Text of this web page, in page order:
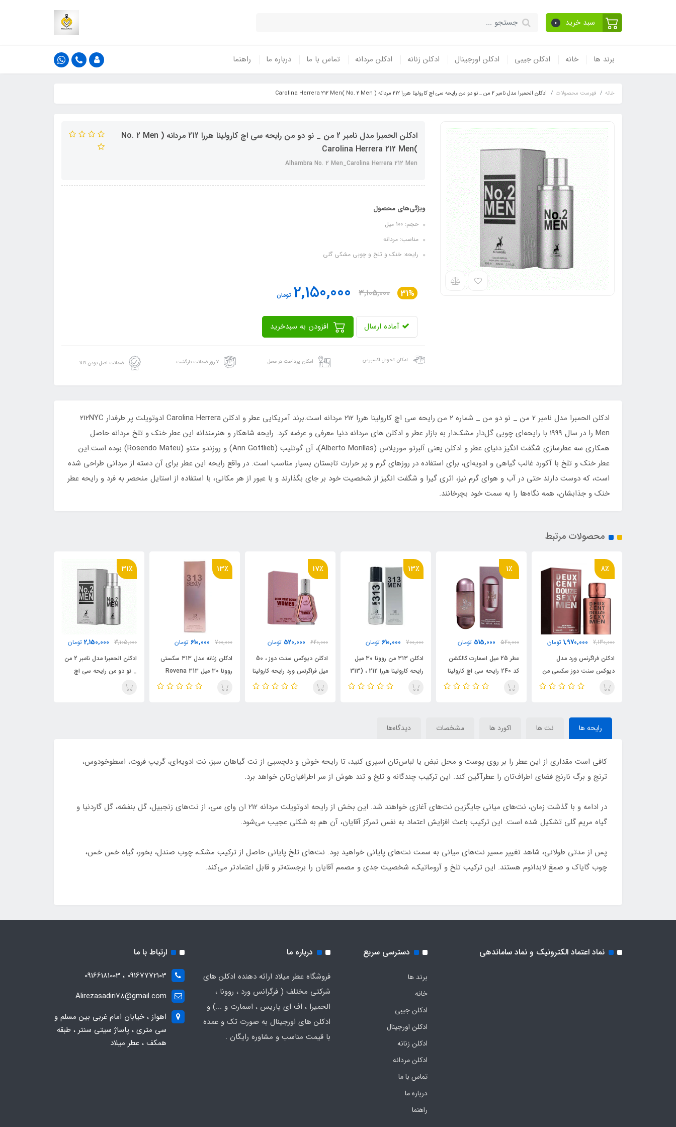
سبد خرید 0
برند ها خانه ادکلن جیبی ادکلن اورجینال ادکلن زنانه ادکلن مردانه تماس با ما درباره ما راهنما
خانه فهرست محصولات ادکلن الحمبرا مدل نامبر 2 من _ نو دو من رایحه سی اچ کارولینا هررا 212 مردانه ( No. 2 Men )Carolina Herrera 212 Men
ادکلن الحمبرا مدل نامبر 2 من _ نو دو من رایحه سی اچ کارولینا هررا 212 مردانه ( No. 2 Men
)Carolina Herrera 212 Men
Alhambra No. 2 Men_Carolina Herrera 212 Men
ویژگی‌های محصول
حجم: 100 میل
مناسب: مردانه
رایحه: خنک و تلخ و چوبی مشکی گلی
31%
3,105,000
2,150,000 تومان
آماده ارسال
امکان تحویل اکسپرس امکان پرداخت در محل ۷ روز ضمانت بازگشت ضمانت اصل بودن کالا
ادکلن الحمبرا مدل نامبر 2 من _ نو دو من _ شماره 2 من رایحه سی اچ کارولینا هررا 212 مردانه است.برند آمریکایی عطر و ادکلن Carolina Herrera ادوتویلت پر طرفدار 212NYC
Men را در سال 1999 با رایحه‌ای چوبی گل‌دار مشک‌دار به بازار عطر و ادکلن‌ های مردانه دنیا معرفی و عرضه کرد. رایحه شاهکار و هنرمندانه این عطر خنک و تلخ مردانه حاصل
همکاری سه عطرسازی شگفت انگیز دنیای عطر و ادکلن یعنی آلبرتو موریلاس (Alberto Morillas)، آن گوتلیب (Ann Gottlieb) و روزندو متئو (Rosendo Mateu) بوده است.این
عطر خنک و تلخ با آکورد غالب گیاهی و ادویه‌ای، برای استفاده در روزهای گرم و پر حرارت تابستان بسیار مناسب است. در واقع رایحه این عطر برای آن دسته از مردانی طراحی شده
است، که دوست دارند حتی در آب و هوای گرم نیز، اثری گیرا و شگفت انگیز از شخصیت خود بر جای بگذارند و با عبور از هر مکانی، با استفاده از استایل منحصر به فرد و رایحه عطر
خنک و جذابشان، همه نگاه‌ها را به سمت خود بچرخانند.
محصولات مرتبط
1٪
520,000
515,000 تومان
عطر 25 میل اسمارت کالکشن
کد 240 رایحه سی اچ کارولینا
هررا 212 سک.سی ( Smart
13٪
700,000
610,000 تومان
ادکلن ۳۱۳ من روونا 30 میل
رایحه کارولینا هررا 212 ، (313
men)212 Men
17٪
620,000
520,000 تومان
ادکلن دیوکس سنت دوز ، 50
میل فراگرنس ورد رایحه کارولینا
هررا 212 سکسی Deux Cent
13٪
700,000
610,000 تومان
ادکلن زنانه مدل ۳۱۳ سکستی
روونا 30 میل Rovena 313
sexty Woman رایحه سی اچ
31٪
3,105,000
2,150,000 تومان
ادکلن الحمبرا مدل نامبر 2 من
_ نو دو من رایحه سی اچ
کارولینا هررا 212 مردانه ( No.
8٪
2,130,000
1,970,000 تومان
ادکلن فراگرنس ورد مدل
دیوکس سنت دوز سکسی ومن
رایحه ها نت ها اکورد ها مشخصات دیدگاه‌ها
کافی است مقداری از این عطر را بر روی پوست و محل نبض یا لباس‌تان اسپری کنید، تا رایحه خوش و دلچسبی از نت گیاهان سبز، نت ادویه‌ای، گریپ فروت، اسطوخودوس،
ترنج و برگ نارنج فضای اطراف‌تان را عطرآگین کند. این ترکیب چندگانه و تلخ و تند هوش از سر اطرافیان‌تان خواهد برد.
در ادامه و با گذشت زمان، نت‌های میانی جایگزین نت‌های آغازی خواهند شد. این بخش از رایحه ادوتویلت مردانه 212 ان وای سی، از نت‌های زنجبیل، گل بنفشه، گل گاردنیا و
گیاه مریم گلی تشکیل ‌شده‌ است. این ترکیب باعث افزایش اعتماد به نفس تمرکز آقایان، آن هم به شکلی عجیب می‌شود.
پس از مدتی طولانی، شاهد تغییر مسیر نت‌های میانی به سمت نت‌های پایانی خواهید بود. نت‌های تلخ پایانی حاصل از ترکیب مشک، چوب صندل، بخور، گیاه خس خس،
چوب گایاک و صمغ لابدانوم هستند. این ترکیب تلخ و آروماتیک، شخصیت جدی و مصمم آقایان را برجسته‌تر و قابل اعتمادتر می‌کند.
نماد اعتماد الکترونیک و نماد ساماندهی دسترسی سریع
برند ها
خانه
ادکلن جیبی
ادکلن اورجینال
ادکلن زنانه
ادکلن مردانه
تماس با ما
درباره ما
راهنما
درباره ما
فروشگاه عطر میلاد ارائه دهنده ادکلن های
شرکتی مختلف ( فرگرانس ورد ، روونا ،
الحمیرا ، اف ای پاریس ، اسمارت و ...) و
ادکلن های اورجینال به صورت تک و عمده
با قیمت مناسب و مشاوره رایگان .
ارتباط با ما
09167772103 ، 09166181003
Alirezasadiri78@gmail.com
اهواز ، خیابان امام غربی بین مسلم و
سی متری ، پاساژ سیتی سنتر ، طبقه
همکف ، عطر میلاد